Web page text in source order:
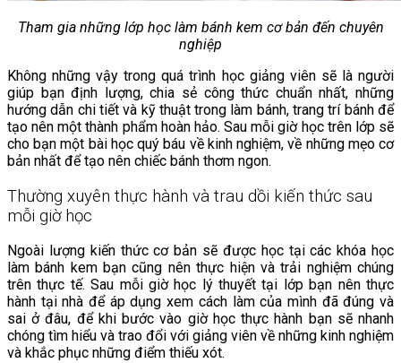
Tham gia những lớp học làm bánh kem cơ bản đến chuyên
nghiệp
Không những vậy trong quá trình học giảng viên sẽ là người
giúp bạn định lượng, chia sẻ công thức chuẩn nhất, những
hướng dẫn chi tiết và kỹ thuật trong làm bánh, trang trí bánh để
tạo nên một thành phẩm hoàn hảo. Sau mỗi giờ học trên lớp sẽ
cho bạn một bài học quý báu về kinh nghiệm, về những mẹo cơ
bản nhất để tạo nên chiếc bánh thơm ngon.
Thường xuyên thực hành và trau dồi kiến thức sau
mỗi giờ học
Ngoài lượng kiến thức cơ bản sẽ được học tại các khóa học
làm bánh kem bạn cũng nên thực hiện và trải nghiệm chúng
trên thực tế. Sau mỗi giờ học lý thuyết tại lớp bạn nên thực
hành tại nhà để áp dụng xem cách làm của mình đã đúng và
sai ở đâu, để khi bước vào giờ học thực hành bạn sẽ nhanh
chóng tìm hiểu và trao đổi với giảng viên về những kinh nghiệm
và khắc phục những điểm thiếu xót.